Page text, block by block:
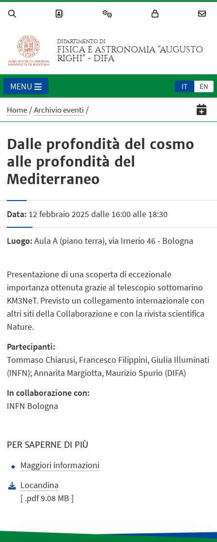
DIPARTIMENTO DI
FISICA E ASTRONOMIA “AUGUSTO
RIGHI” - DIFA
IT EN
MENU
Home Archivio eventi
Dalle profondità del cosmo
alle profondità del
Mediterraneo
Data: 12 febbraio 2025 dalle 16:00 alle 18:30
Luogo: Aula A (piano terra), via Irnerio 46 - Bologna
Presentazione di una scoperta di eccezionale
importanza ottenuta grazie al telescopio sottomarino
KM3NeT. Previsto un collegamento internazionale con
altri siti della Collaborazione e con la rivista scientifica
Nature.
Partecipanti:
Tommaso Chiarusi, Francesco Filippini, Giulia Illuminati
(INFN); Annarita Margiotta, Maurizio Spurio (DIFA)
In collaborazione con:
INFN Bologna
PER SAPERNE DI PIÙ
Maggiori informazioni
Locandina
[ .pdf 9.08 MB ]